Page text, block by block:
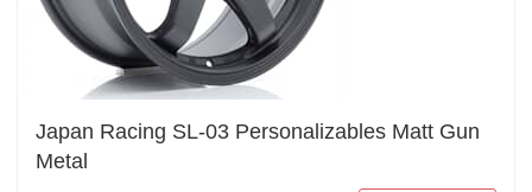
Japan Racing SL-03 Personalizables Matt Gun
Metal